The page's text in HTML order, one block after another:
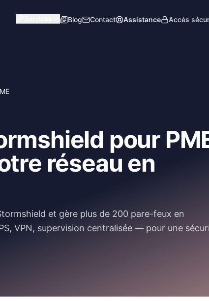
Blog Contact Assistance Accès
pour
réseau en
et gère plus de 200 pare-feux en
VPN, supervision centralisée — pour une